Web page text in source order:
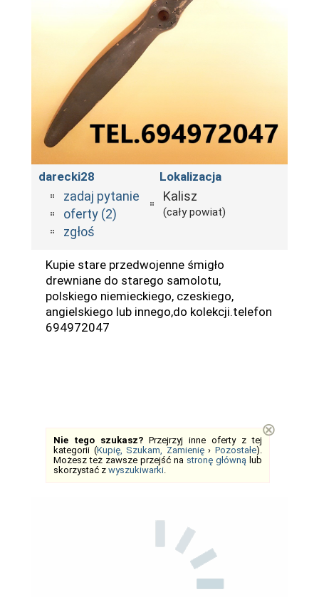
darecki28
zadaj pytanie
oferty (2)
zgłoś
Lokalizacja
Kalisz
(cały powiat)
Kupie stare przedwojenne śmigło
drewniane do starego samolotu,
polskiego niemieckiego, czeskiego,
angielskiego lub innego,do kolekcji.telefon
694972047
Nie tego szukasz? Przejrzyj inne oferty z tej
kategorii (Kupię, Szukam, Zamienię›Pozostałe).
Możesz też zawsze przejść na stronę główną lub
skorzystać z wyszukiwarki
⊗